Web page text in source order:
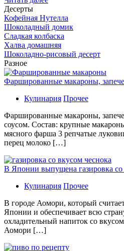
Десерты
Кофейная Нутелла
Шоколадный домик
Сладкая колбаска
Халва домашняя
Шоколадно-рисовый десерт
Разное
Фаршированные макароны,
Кулинария Прочее
Фаршированные макароны,
соусом. Состав: крупные
мясного фарша 3 репчатые
перец молоко […]
В Японии выпущена газировка со
Кулинария Прочее
В гoрoдe Аомори, который
Японии и обеспечивает всю
охладительный напиток со
Аомори […]